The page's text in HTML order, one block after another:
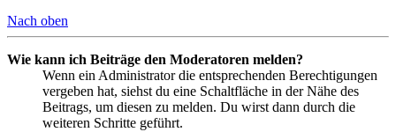
Nach oben
Wie kann ich Beiträge den Moderatoren melden?
Wenn ein Administrator die entsprechenden Berechtigungen
vergeben hat, siehst du eine Schaltfläche in der Nähe des
Beitrags, um diesen zu melden. Du wirst dann durch die
weiteren Schritte geführt.